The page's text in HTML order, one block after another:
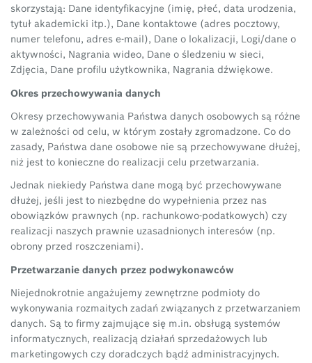
skorzystają: Dane identyfikacyjne (imię, płeć, data urodzenia,
tytuł akademicki itp.), Dane kontaktowe (adres pocztowy,
numer telefonu, adres e-mail), Dane o lokalizacji, Logi/dane o
aktywności, Nagrania wideo, Dane o śledzeniu w sieci,
Zdjęcia, Dane profilu użytkownika, Nagrania dźwiękowe.
Okres przechowywania danych
Okresy przechowywania Państwa danych osobowych są różne
w zależności od celu, w którym zostały zgromadzone. Co do
zasady, Państwa dane osobowe nie są przechowywane dłużej,
niż jest to konieczne do realizacji celu przetwarzania.
Jednak niekiedy Państwa dane mogą być przechowywane
dłużej, jeśli jest to niezbędne do wypełnienia przez nas
obowiązków prawnych (np. rachunkowo-podatkowych) czy
realizacji naszych prawnie uzasadnionych interesów (np.
obrony przed roszczeniami).
Przetwarzanie danych przez podwykonawców
Niejednokrotnie angażujemy zewnętrzne podmioty do
wykonywania rozmaitych zadań związanych z przetwarzaniem
danych. Są to firmy zajmujące się m.in. obsługą systemów
informatycznych, realizacją działań sprzedażowych lub
marketingowych czy doradczych bądź administracyjnych.